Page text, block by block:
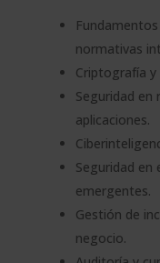
normativas
Criptografía
Seguridad en
aplicaciones.
Seguridad
emergentes.
Gestión de
negocio.